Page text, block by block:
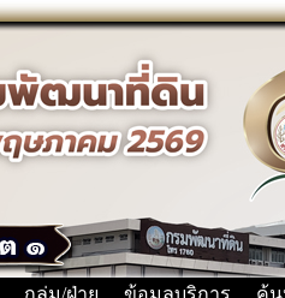
กลุ่ม/ฝ่าย ข้อมูลบริการ ค้น